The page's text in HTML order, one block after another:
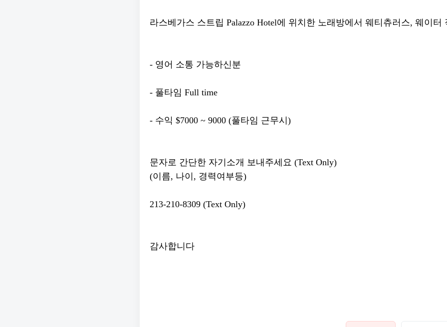
라스베가스 스트립 Palazzo Hotel에 위치한 노래방에서 웨티츄러스, 웨이
- 영어 소통 가능하신분
- 풀타임 Full time
- 수익 $7000 ~ 9000 (풀타임 근무시)
문자로 간단한 자기소개 보내주세요 (Text Only)
(이름, 나이, 경력여부등)
213-210-8309 (Text Only)
감사합니다